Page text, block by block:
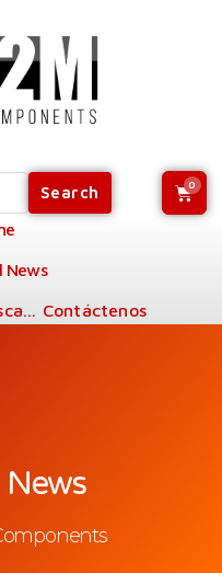
Search
News
Contáctenos
News